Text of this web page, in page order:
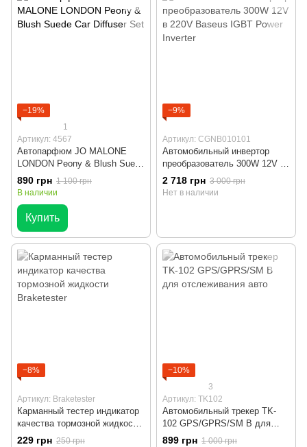
−19%
1
Артикул: 4567
Автопарфюм JO MALONE
LONDON Peony & Blush Suede
Car Diffuser Set
890 грн 1 100 грн
В наличии
Купить
−9%
Артикул: CGNB010101
Автомобильный инвертор
преобразователь 300W 12V в
220V Baseus IGBT Power
Inverter
2 718 грн 3 000 грн
Нет в наличии
−8%
Артикул: Braketester
Карманный тестер индикатор
качества тормозной жидкости
Braketester
229 грн 250 грн
−10%
3
Артикул: TK102
Автомобильный трекер TK-
102 GPS/GPRS/SM B для
отслеживания авто
899 грн 1 000 грн